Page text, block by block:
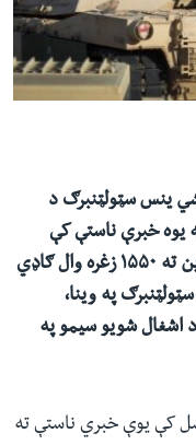
ینس سټولټنبرګ د
په ورځ د اپریل ۲۷ ( غوايي ۷) په یوه خبرې ناستې کې
وویل چې دغه ټلواله او متحدینو یې اوکراین ته ۱۵۵۰ زغره وال ګاډي
په وینا،
اشغال شویو سیمو په
کې یوې خبري ناستې ته